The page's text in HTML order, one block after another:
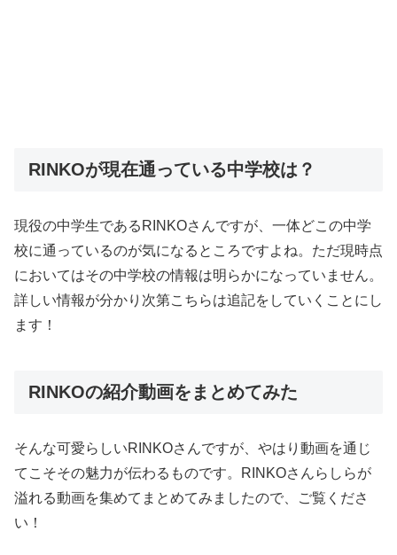
RINKOが現在通っている中学校は？
現役の中学生であるRINKOさんですが、一体どこの中学
校に通っているのが気になるところですよね。ただ現時点
においてはその中学校の情報は明らかになっていません。
詳しい情報が分かり次第こちらは追記をしていくことにし
ます！
RINKOの紹介動画をまとめてみた
そんな可愛らしいRINKOさんですが、やはり動画を通じ
てこそその魅力が伝わるものです。RINKOさんらしらが
溢れる動画を集めてまとめてみましたので、ご覧くださ
い！